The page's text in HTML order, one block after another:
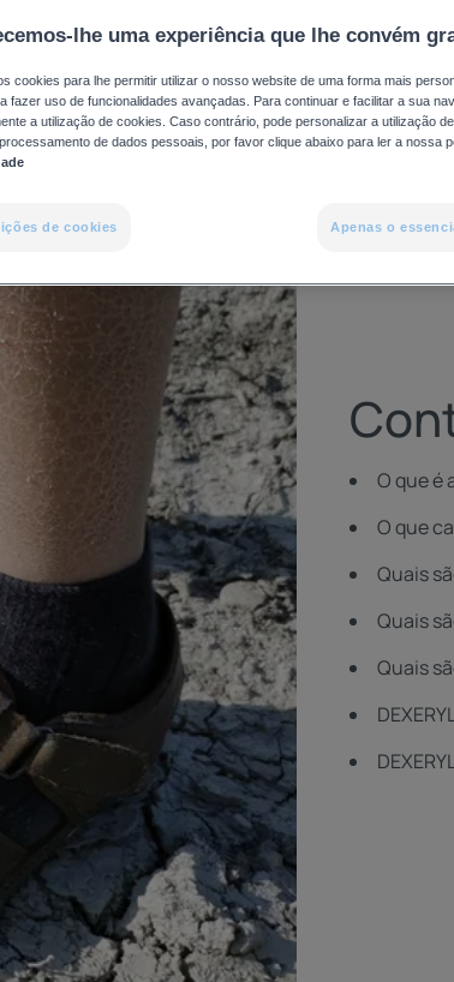
aspeto “escamado”. Mas o que é a ictiose?
desta condição? O que pode ser feito para
O que é
O que
Quais
Quais
Quais
lhe uma experiência que lhe convém
cookies para lhe permitir utilizar o nosso website de uma forma mais
fazer uso de funcionalidades avançadas. Para continuar e facilitar a sua
a utilização de cookies. Caso contrário, pode personalizar a utilização
de dados pessoais, por favor clique abaixo para ler a nossa
de cookies Apenas o